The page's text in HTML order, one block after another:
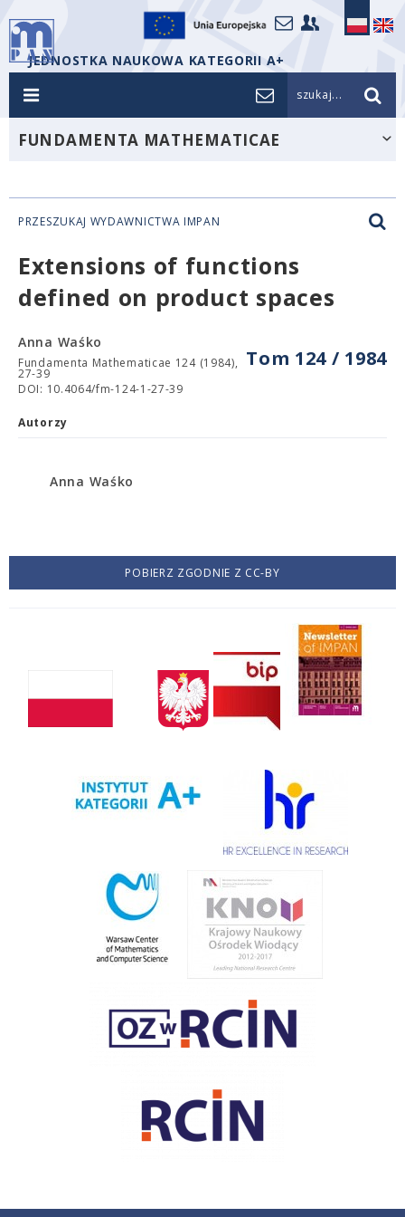
JEDNOSTKA NAUKOWA KATEGORII A+
szukaj...
FUNDAMENTA MATHEMATICAE
PRZESZUKAJ WYDAWNICTWA IMPAN
Extensions of functions
defined on product spaces
Tom 124 / 1984
Anna Waśko
Fundamenta Mathematicae 124 (1984),
27-39
DOI: 10.4064/fm-124-1-27-39
Autorzy
Anna Waśko
POBIERZ ZGODNIE Z CC-BY